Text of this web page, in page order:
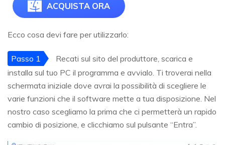
ACQUISTA ORA
Ecco cosa devi fare per utilizzarlo:
Passo 1
Recati sul sito del produttore, scarica e
installa sul tuo PC il programma e avvialo. Ti troverai nella
schermata iniziale dove avrai la possibilità di scegliere le
varie funzioni che il software mette a tua disposizione. Nel
nostro caso scegliamo la prima che ci permetterà un rapido
cambio di posizione, e clicchiamo sul pulsante “Entra”.